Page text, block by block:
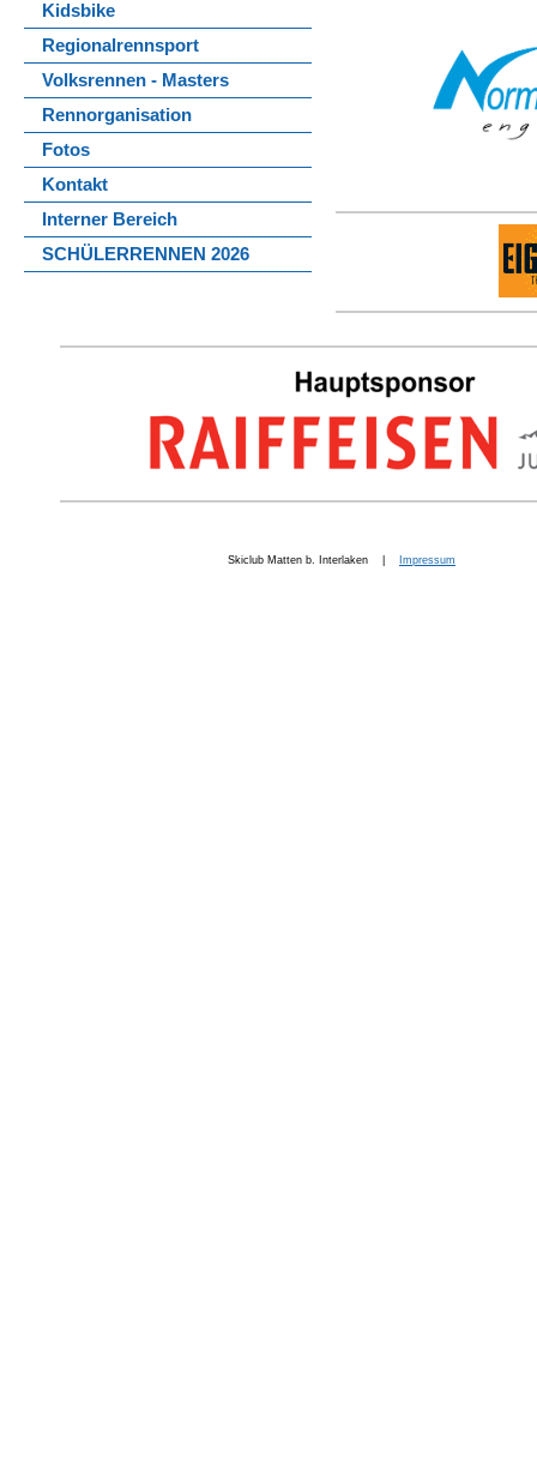
Kidsbike
Regionalrennsport
Volksrennen - Masters
Rennorganisation
Fotos
Kontakt
Interner Bereich
SCHÜLERRENNEN 2026
Skiclub Matten b. Interlaken | Impressum